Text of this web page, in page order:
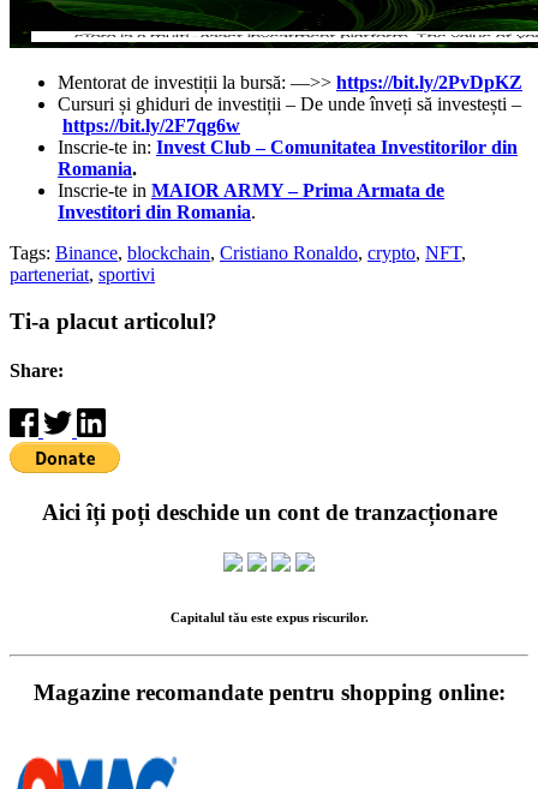
Mentorat de investiții la bursă: —>> https://bit.ly/2PvDpKZ
Cursuri și ghiduri de investiții – De unde înveți să investești –
https://bit.ly/2F7qg6w
Inscrie-te in: Invest Club – Comunitatea Investitorilor din
Romania.
Inscrie-te in MAIOR ARMY – Prima Armata de
Investitori din Romania.
Tags: Binance, blockchain, Cristiano Ronaldo, crypto, NFT,
parteneriat, sportivi
Ti-a placut articolul?
Share:
Aici îți poți deschide un cont de tranzacționare
Capitalul tău este expus riscurilor.
Magazine recomandate pentru shopping online: